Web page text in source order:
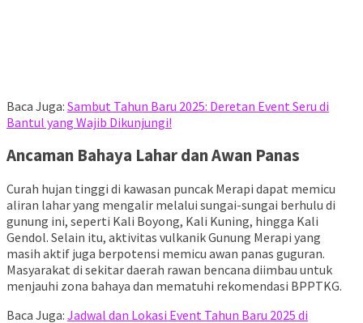
Baca Juga: Sambut Tahun Baru 2025: Deretan Event Seru di
Bantul yang Wajib Dikunjungi!
Ancaman Bahaya Lahar dan Awan Panas
Curah hujan tinggi di kawasan puncak Merapi dapat memicu
aliran lahar yang mengalir melalui sungai-sungai berhulu di
gunung ini, seperti Kali Boyong, Kali Kuning, hingga Kali
Gendol. Selain itu, aktivitas vulkanik Gunung Merapi yang
masih aktif juga berpotensi memicu awan panas guguran.
Masyarakat di sekitar daerah rawan bencana diimbau untuk
menjauhi zona bahaya dan mematuhi rekomendasi BPPTKG.
Baca Juga: Jadwal dan Lokasi Event Tahun Baru 2025 di